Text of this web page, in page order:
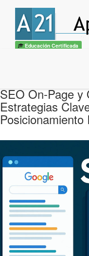
Educación Certificada
SEO On-Page y
Estrategias
Posicionamiento